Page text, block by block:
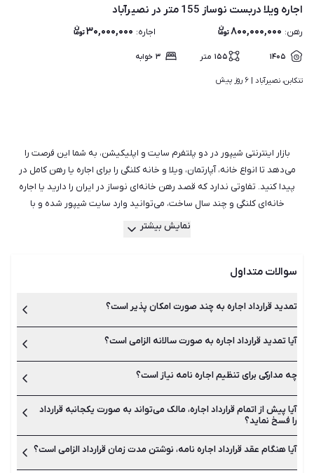
اجاره ویلا دربست نوساز 155 متر در نصیرآباد
رهن: ۸۰۰,۰۰۰,۰۰۰ اجاره: ۳۰,۰۰۰,۰۰۰
۱۴۰۵ ۱۵۵ متر ۳ خوابه
تنکابن، نصیرآباد | ۶ روز پیش
بازار اینترنتی شیپور در دو پلتفرم سایت و اپلیکیشن، به شما این فرصت را
می‌دهد تا انواع خانه، آپارتمان، ویلا و خانه کلنگی را برای اجاره یا رهن کامل در
پیدا کنید. تفاوتی ندارد که قصد رهن خانه‌ای نوساز در ایران را دارید یا اجاره
خانه‌ای کلنگی و چند سال ساخت، می‌توانید وارد سایت شیپور شده و با
جست‌وجو میان هزاران آگهی فعال، مناسب‌ترین ملک را برای خود بیابید.
اجاره را به شما معرفی کنند. شیپور با سال‌ها تجربه در امور رهن و اجاره خانه و
همراهی مطمئن در کنار شما باشد.
نمایش بیشتر
سوالات متداول
تمدید قرارداد اجاره به چند صورت امکان پذیر است؟
تمدید قرارداد اجاره یا همان اجاره نامه به دو صورت تمدید دستی
آیا تمدید قرارداد اجاره به صورت سالانه الزامی است؟
بله تمدید قرارداد اجاره نامه باید در پایان زمان آن انجام شود. بهتر
ثبت و تمدید شوند.
چه مدارکی برای تنظیم اجاره نامه نیاز است؟
به اصل شناسنامه و کارت ملی طرفین، اصل قرارداد اجاره نامه و اصل
سند ملکی مالک نیاز است.
آیا پیش از اتمام قرارداد اجاره، مالک می‌تواند به صورت یکجانبه قرارداد
را فسخ نماید؟
خیر این کار امکان پذیر نیست مگر پس از ارائه دلیل قانع کننده.
آیا هنگام عقد قرارداد اجاره نامه، نوشتن مدت زمان قرارداد الزامی است؟